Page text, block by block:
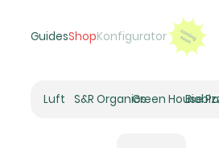
GuidesShopKonfigurator
Luft
S&R OrganicsGreen House